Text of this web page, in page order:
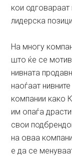
кои
лидерска
На многу
што ќе се
нивната
наоѓаат
компании како
им опаѓа
свои
на оваа
е да се